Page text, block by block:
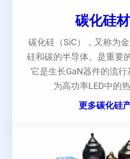
碳化硅
碳化硅（SiC），又称为
硅和碳的半导体。是重要
它是生长GaN器件的流
为高功率LED中的
更多碳化硅